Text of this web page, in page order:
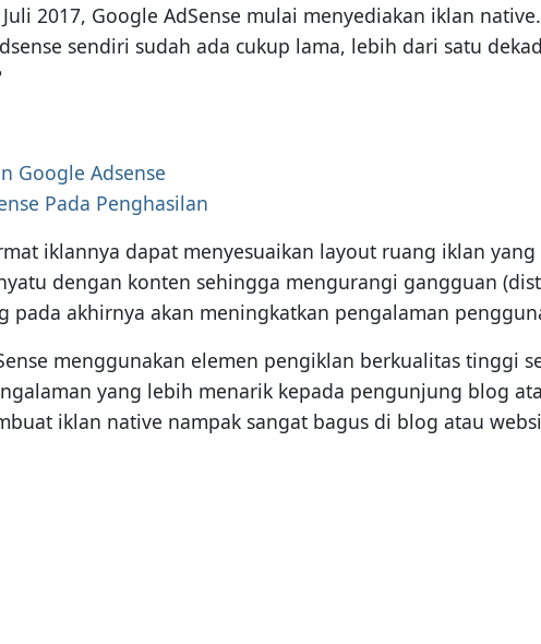
2017, Google AdSense mulai menyediakan iklan
sendiri sudah ada cukup lama, lebih dari satu
Google Adsense
Pada Penghasilan
iklannya dapat menyesuaikan layout ruang iklan
dengan konten sehingga mengurangi gangguan
akhirnya akan meningkatkan pengalaman
menggunakan elemen pengiklan berkualitas tinggi
yang lebih menarik kepada pengunjung blog
iklan native nampak sangat bagus di blog atau